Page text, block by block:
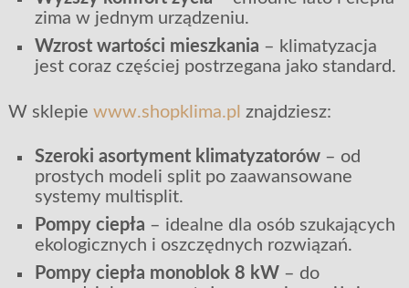
zima w jednym urządzeniu.
Wzrost wartości mieszkania – klimatyzacja
jest coraz częściej postrzegana jako standard.
W sklepie www.shopklima.pl znajdziesz:
Szeroki asortyment klimatyzatorów– od
prostych modeli split po zaawansowane
systemy multisplit.
Pompy ciepła – idealne dla osób szukających
ekologicznych i oszczędnych rozwiązań.
Pompy ciepła monoblok 8 kW– do